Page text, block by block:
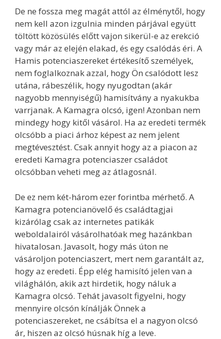
De ne fossza meg magát attól az élménytől, hogy
nem kell azon izgulnia minden párjával együtt
töltött közösülés előtt vajon sikerül-e az erekció
vagy már az elején elakad, és egy csalódás éri. A
Hamis potenciaszereket értékesítő személyek,
nem foglalkoznak azzal, hogy Ön csalódott lesz
utána, rábeszélik, hogy nyugodtan (akár
nagyobb mennyiségű) hamisítvány a nyakukba
varrjanak. A Kamagra olcsó, igen! Azonban nem
mindegy hogy kitől vásárol. Ha az eredeti termék
olcsóbb a piaci árhoz képest az nem jelent
megtévesztést. Csak annyit hogy az a piacon az
eredeti Kamagra potenciaszer családot
olcsóbban veheti meg az átlagosnál.
De ez nem két-három ezer forintba mérhető. A
Kamagra potencianövelő és családtagjai
kizárólag csak az internetes patikák
weboldalairól vásárolhatóak meg hazánkban
hivatalosan. Javasolt, hogy más úton ne
vásároljon potenciaszert, mert nem garantált az,
hogy az eredeti. Épp elég hamisító jelen van a
világhálón, akik azt hirdetik, hogy náluk a
Kamagra olcsó. Tehát javasolt figyelni, hogy
mennyire olcsón kínálják Önnek a
potenciaszereket, ne csábítsa el a nagyon olcsó
ár, hiszen az olcsó húsnak híg a leve.